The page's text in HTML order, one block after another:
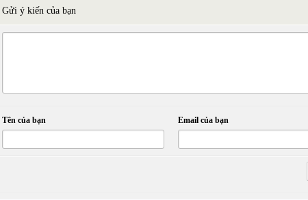
Gửi ý kiến của bạn
Tên của bạn Email của bạn